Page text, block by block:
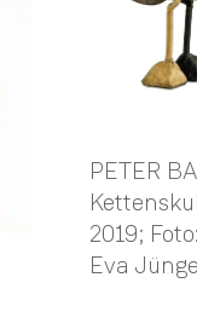
PETER
2019;
Eva